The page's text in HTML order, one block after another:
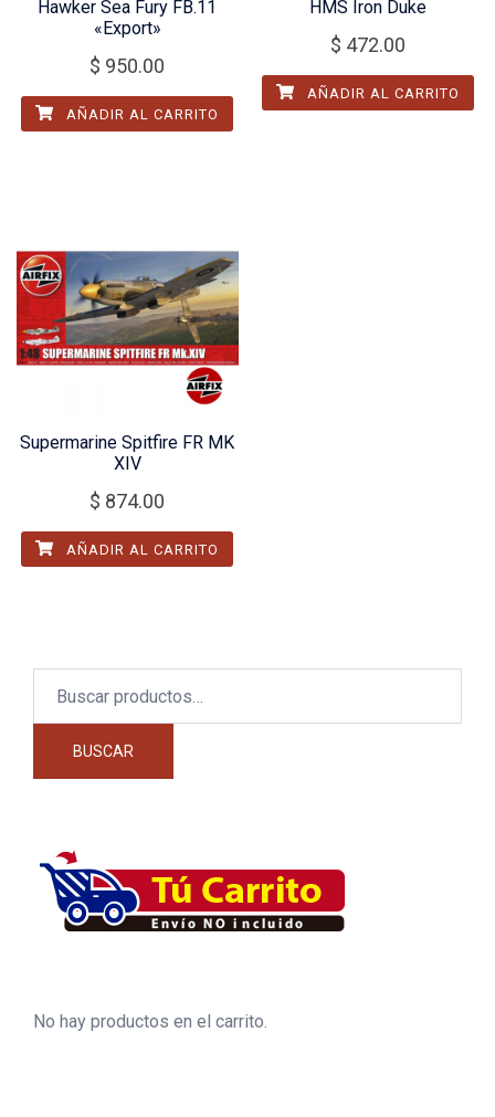
Hawker Sea Fury FB.11
«Export»
$ 950.00
AÑADIR AL CARRITO
HMS Iron Duke
$ 472.00
AÑADIR AL CARRITO
Supermarine Spitfire FR MK
XIV
$ 874.00
AÑADIR AL CARRITO
BUSCAR
No hay productos en el carrito.